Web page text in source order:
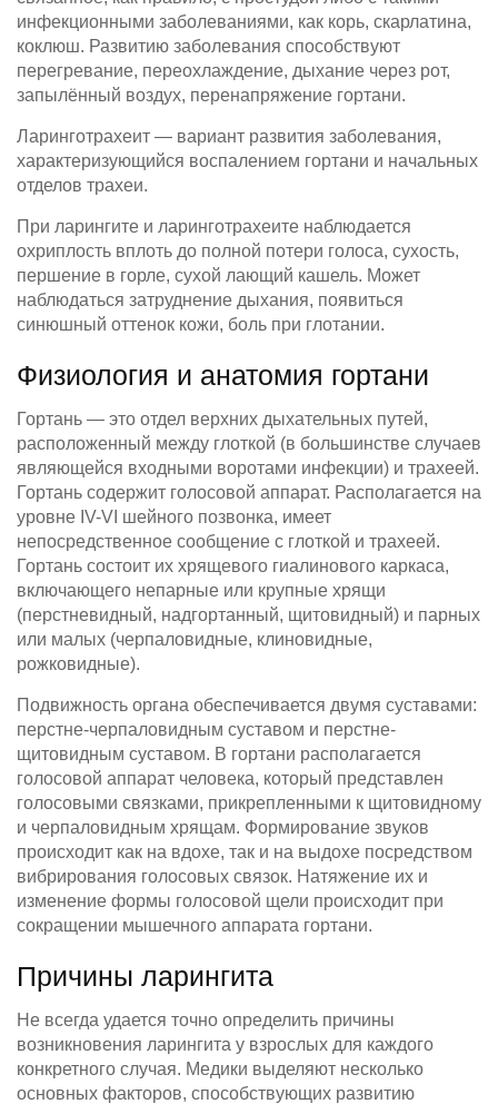
инфекционными заболеваниями, как корь, скарлатина,
коклюш. Развитию заболевания способствуют
перегревание, переохлаждение, дыхание через рот,
запылённый воздух, перенапряжение гортани.
Ларинготрахеит — вариант развития заболевания,
характеризующийся воспалением гортани и начальных
отделов трахеи.
При ларингите и ларинготрахеите наблюдается
охриплость вплоть до полной потери голоса, сухость,
першение в горле, сухой лающий кашель. Может
наблюдаться затруднение дыхания, появиться
синюшный оттенок кожи, боль при глотании.
Физиология и анатомия гортани
Гортань — это отдел верхних дыхательных путей,
расположенный между глоткой (в большинстве случаев
являющейся входными воротами инфекции) и трахеей.
Гортань содержит голосовой аппарат. Располагается на
уровне IV-VI шейного позвонка, имеет
непосредственное сообщение с глоткой и трахеей.
Гортань состоит их хрящевого гиалинового каркаса,
включающего непарные или крупные хрящи
(перстневидный, надгортанный, щитовидный) и парных
или малых (черпаловидные, клиновидные,
рожковидные).
Подвижность органа обеспечивается двумя суставами:
перстне-черпаловидным суставом и перстне-
щитовидным суставом. В гортани располагается
голосовой аппарат человека, который представлен
голосовыми связками, прикрепленными к щитовидному
и черпаловидным хрящам. Формирование звуков
происходит как на вдохе, так и на выдохе посредством
вибрирования голосовых связок. Натяжение их и
изменение формы голосовой щели происходит при
сокращении мышечного аппарата гортани.
Причины ларингита
Не всегда удается точно определить причины
возникновения ларингита у взрослых для каждого
конкретного случая. Медики выделяют несколько
основных факторов, способствующих развитию